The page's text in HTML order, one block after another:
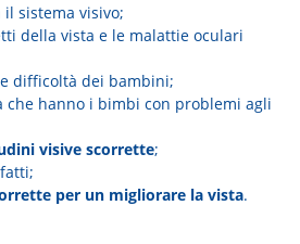
sistema visivo;
della vista e le malattie oculari
difficoltà dei bambini;
che hanno i bimbi con problemi agli
visive scorrette;
per un migliorare la vista.